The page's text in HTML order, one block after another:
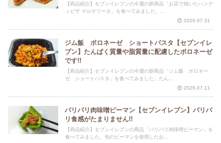
【商品紹介】セブンイレブンの今週の新商品「お店で焼いたハンデ
ィピザ マルゲリータ」を食べてみました。...
2026.07.31
ジム飯 ボロネーゼ ショートパスタ【セブンイレ
ブン】たんぱく質量や脂質量に配慮したボロネーゼ
です!!
【商品紹介】セブンイレブンの今週の新商品「ジム飯 ボロネー
ゼ ショートパスタ」を食べてみました。たん...
2026.07.11
パリパリ肉味噌ピーマン【セブンイレブン】パリパ
リ食感がたまりません!!
【商品紹介】セブンイレブンの商品「パリパリ肉味噌ピーマン」を
食べてみました。旬のピーマンを使用したお...